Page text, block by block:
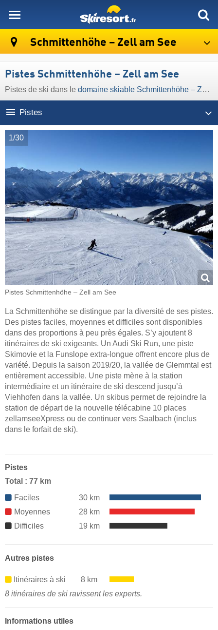
Schmittenhöhe – Zell am See
Pistes Schmittenhöhe – Zell am See
Pistes de ski dans le domaine skiable Schmittenhöhe – Zell am See
Pistes
1/30
Pistes Schmittenhöhe – Zell am See
La Schmittenhöhe se distingue par la diversité de ses pistes.
Des pistes faciles, moyennes et difficiles sont disponibles
dans des proportions à peu près égales. S’y ajoutent 8
itinéraires de ski exigeants. Un Audi Ski Run, une piste
Skimovie et la Funslope extra-longue offrent encore plus de
variété. Depuis la saison 2019/20, la vallée de Glemmtal est
entièrement accessible. Une piste mène à la station
intermédiaire et un itinéraire de ski descend jusqu’à
Viehhofen dans la vallée. Un skibus permet de rejoindre la
station de départ de la nouvelle télécabine 10 places
zellamseeXpress ou de continuer vers Saalbach (inclus
dans le forfait de ski).
Pistes
Total : 77 km
Faciles
30 km
Moyennes
28 km
Difficiles
19 km
Autres pistes
Itinéraires à ski
8 km
8 itinéraires de ski ravissent les experts.
Informations utiles